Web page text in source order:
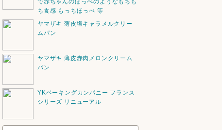
で赤ちゃんのほっぺのようなもちも
ち食感 もっちほっぺ 等
ヤマザキ 薄皮塩キャラメルクリー
ムパン
ヤマザキ 薄皮赤肉メロンクリーム
パン
YKベーキングカンパニー フランス
シリーズ リニューアル